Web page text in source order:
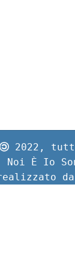
2022,
È Io
da